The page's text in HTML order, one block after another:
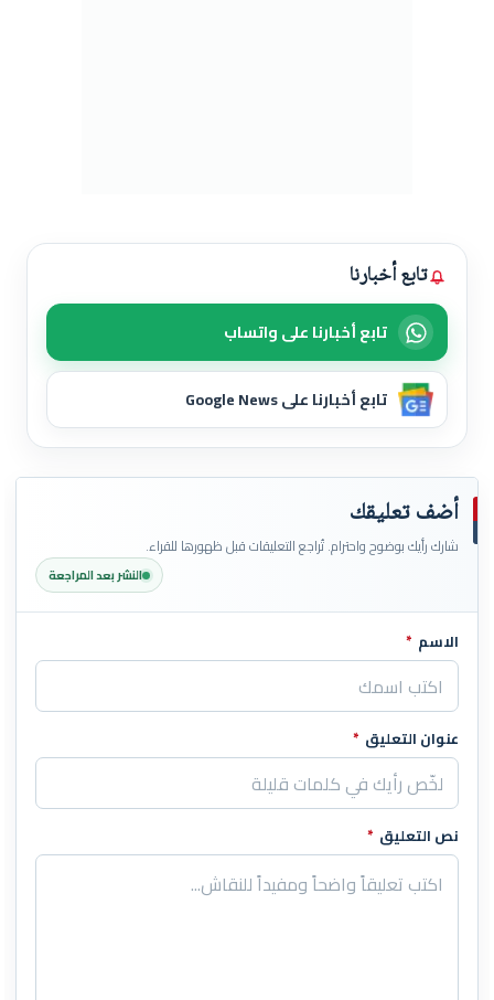
تابع أخبارنا
تابع أخبارنا على واتساب
تابع أخبارنا على Google News
أضف تعليقك
شارك رأيك بوضوح واحترام. تُراجع التعليقات قبل ظهورها للقراء.
النشر بعد المراجعة
اترك هذا الحقل فارغاً
الاسم *
عنوان التعليق *
نص التعليق *